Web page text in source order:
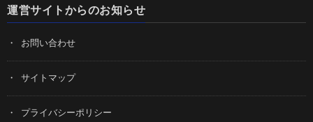
運営サイトからのお知らせ
お問い合わせ
サイトマップ
プライバシーポリシー